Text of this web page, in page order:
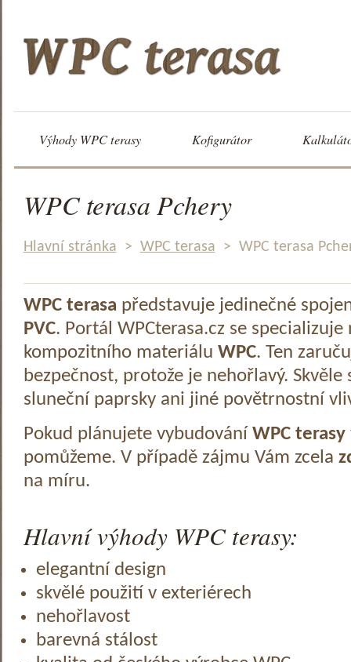
Výhody WPC terasy Kofigurátor
WPC terasa Pchery
Hlavní stránka > WPC terasa > WPC terasa
WPC terasa představuje jedinečné
PVC. Portál WPCterasa.cz se specializuje
kompozitního materiálu WPC. Ten
bezpečnost, protože je nehořlavý.
sluneční paprsky ani jiné povětrnostní
Pokud plánujete vybudování WPC terasy
pomůžeme. V případě zájmu Vám zcela
na míru.
Hlavní výhody WPC terasy:
elegantní design
skvělé použití v exteriérech
nehořlavost
barevná stálost